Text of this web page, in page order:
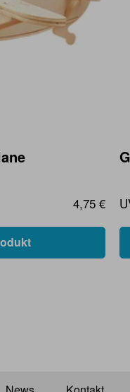
4,75 €